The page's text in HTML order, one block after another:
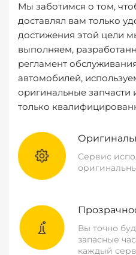
Мы заботимся о том,
доставлял вам только
достижения этой цели
выполняем,
регламент
автомобилей,
оригинальные
только
Сервис
Вы точно
запасные
каждый